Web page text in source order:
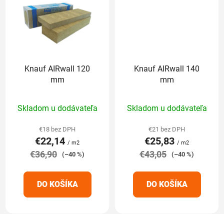
Knauf AIRwall 120
mm
hodnotenie
produktu
je
5,0
5
hviezdičiek.
Skladom u dodávateľa
€18 bez DPH
€22,14 / m2
€36,90 (–40 %)
DO KOŠÍKA
Knauf AIRwall 140
mm
hodnotenie
produktu
je
5,0
5
hviezdičiek.
Skladom u dodávateľa
€21 bez DPH
€25,83 / m2
€43,05 (–40 %)
DO KOŠÍKA